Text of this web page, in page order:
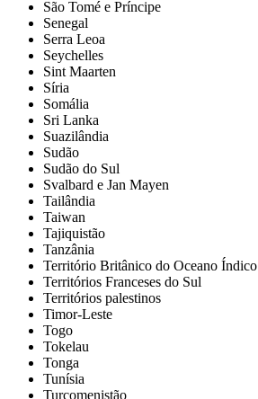
São Tomé e Príncipe
Senegal
Serra Leoa
Seychelles
Sint Maarten
Síria
Somália
Sri Lanka
Suazilândia
Sudão
Sudão do Sul
Svalbard e Jan Mayen
Tailândia
Taiwan
Tajiquistão
Tanzânia
Território Britânico do Oceano Índico
Territórios Franceses do Sul
Territórios palestinos
Timor-Leste
Togo
Tokelau
Tonga
Tunísia
Turcomenistão